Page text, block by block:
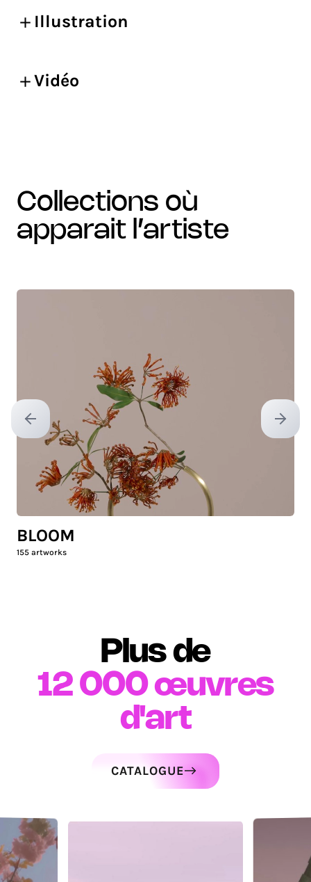
Illustration
Vidéo
collections où
apparait l’artiste
Previous slide Next
BLOOM
155 artworks
Plus de
12 000 œuvres
d'art
CATALOGUE